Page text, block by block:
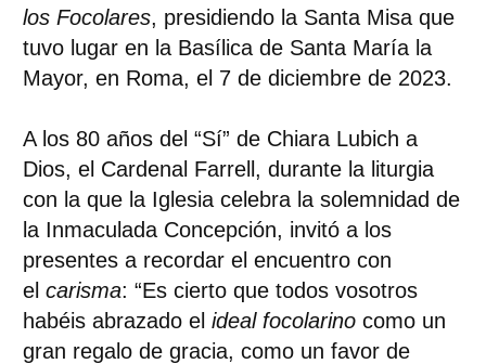
los Focolares, presidiendo la Santa Misa que
tuvo lugar en la Basílica de Santa María la
Mayor, en Roma, el 7 de diciembre de 2023.
A los 80 años del “Sí” de Chiara Lubich a
Dios, el Cardenal Farrell, durante la liturgia
con la que la Iglesia celebra la solemnidad de
la Inmaculada Concepción, invitó a los
presentes a recordar el encuentro con
el carisma: “Es cierto que todos vosotros
habéis abrazado el ideal focolarinocomo un
gran regalo de gracia, como un favor de